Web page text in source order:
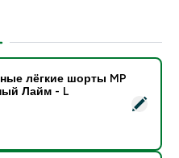
шорты MP -
лёгкие шорты MP
Лайм - L